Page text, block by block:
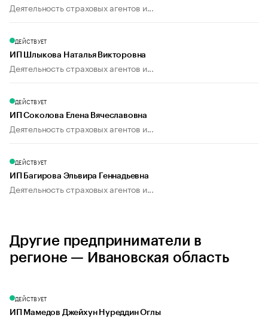
Деятельность страховых агентов и...
ДЕЙСТВУЕТ
ИП Шлыкова Наталья Викторовна
Деятельность страховых агентов и...
ДЕЙСТВУЕТ
ИП Соколова Елена Вячеславовна
Деятельность страховых агентов и...
ДЕЙСТВУЕТ
ИП Багирова Эльвира Геннадьевна
Деятельность страховых агентов и...
Другие предприниматели в
регионе — Ивановская область
ДЕЙСТВУЕТ
ИП Мамедов Джейхун Нуреддин Оглы